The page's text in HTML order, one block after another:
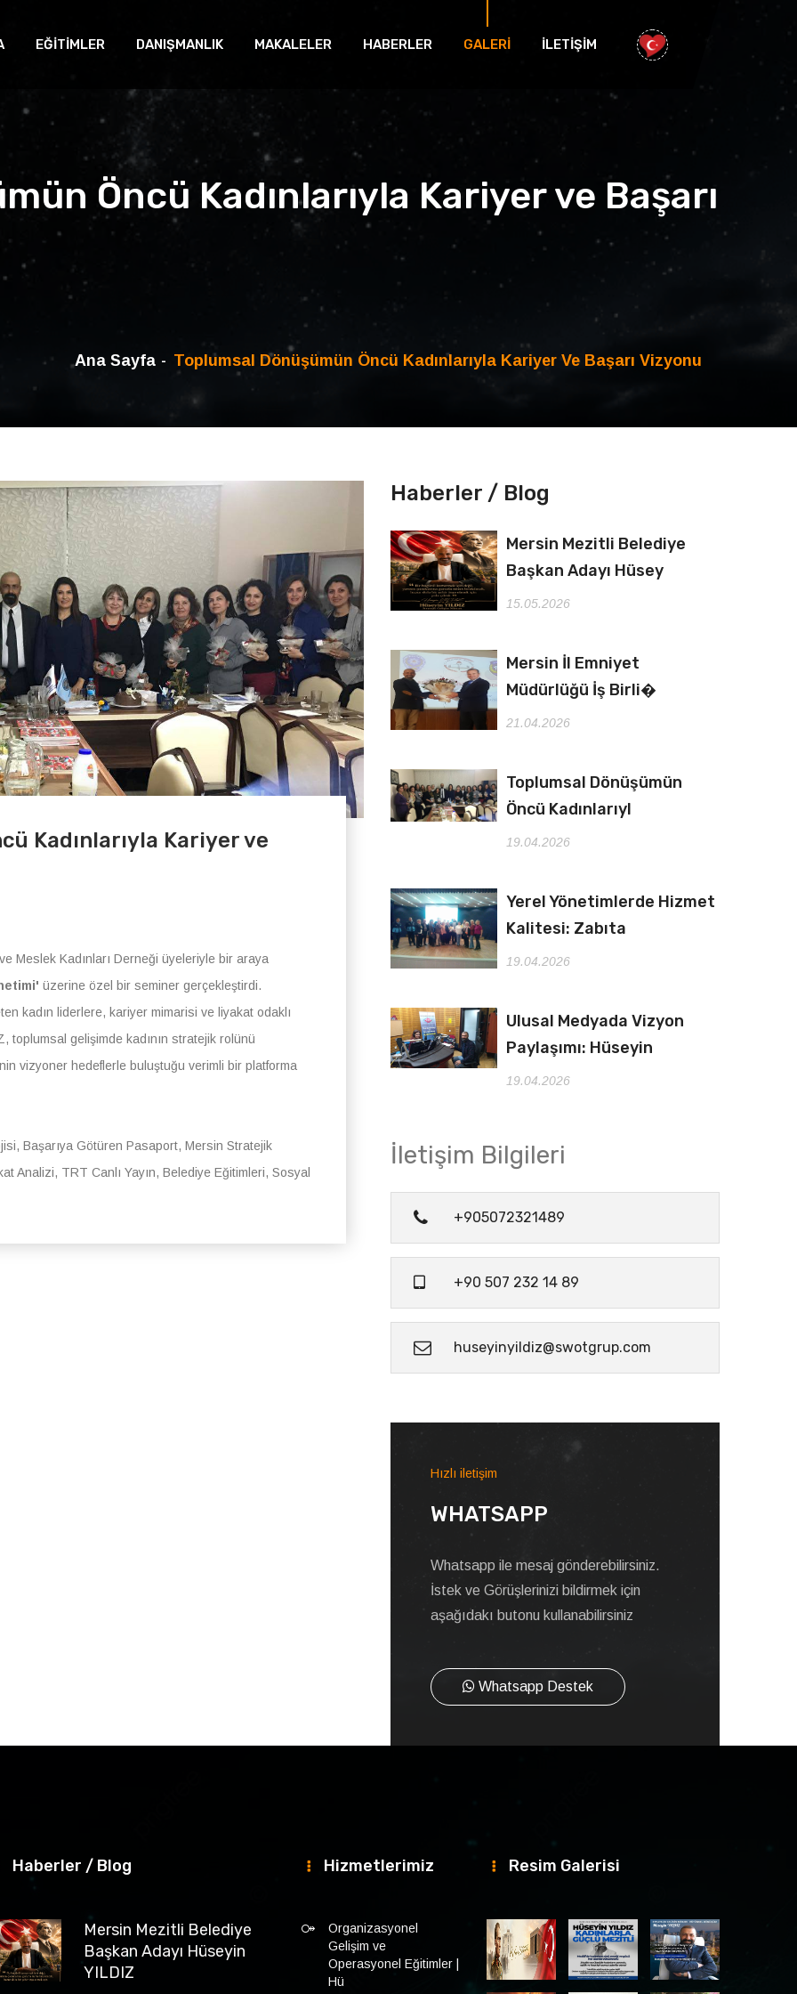
EĞİTİMLER DANIŞMANLIK MAKALELER HABERLER GALERİ İLETİŞİM
Öncü Kadınlarıyla Kariyer ve Başarı
Ana Sayfa Toplumsal Dönüşümün Öncü Kadınlarıyla Kariyer Ve Başarı Vizyonu
Kadınlarıyla Kariyer ve
Meslek Kadınları Derneği üyeleriyle bir araya
üzerine özel bir seminer gerçekleştirdi.
kadın liderlere, kariyer mimarisi ve liyakat odaklı
toplumsal gelişimde kadının stratejik rolünü
vizyoner hedeflerle buluştuğu verimli bir platforma
Başarıya Götüren Pasaport, Mersin Stratejik
Analizi, TRT Canlı Yayın, Belediye Eğitimleri, Sosyal
Haberler / Blog
Mersin Mezitli Belediye
Başkan Adayı Hüsey
15.05.2026
Mersin İl Emniyet
Müdürlüğü İş Birli�
21.04.2026
Toplumsal Dönüşümün
Öncü Kadınlarıyl
19.04.2026
Yerel Yönetimlerde Hizmet
Kalitesi: Zabıta
19.04.2026
Ulusal Medyada Vizyon
Paylaşımı: Hüseyin
19.04.2026
İletişim Bilgileri
+905072321489
+90 507 232 14 89
huseyinyildiz@swotgrup.com
Hızlı iletişim
WHATSAPP
Whatsapp ile mesaj gönderebilirsiniz.
İstek ve Görüşlerinizi bildirmek için
aşağıdakı butonu kullanabilirsiniz
Whatsapp Destek
Haberler / Blog
Mersin Mezitli Belediye
Başkan Adayı Hüseyin
YILDIZ
Hizmetlerimiz
Organizasyonel
Gelişim ve
Operasyonel Eğitimler |
Hü
Resim Galerisi